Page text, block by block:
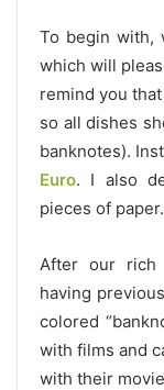
To begin with,
which will
remind you
so all dishes
banknotes).
Euro. I also
pieces of paper.
After our rich
having
colored
with films and
with their